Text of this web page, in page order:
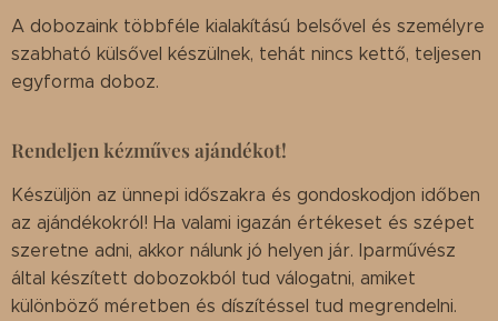
A dobozaink többféle kialakítású belsővel és személyre
szabható külsővel készülnek, tehát nincs kettő, teljesen
egyforma doboz.
Rendeljen kézműves ajándékot!
Készüljön az ünnepi időszakra és gondoskodjon időben
az ajándékokról! Ha valami igazán értékeset és szépet
szeretne adni, akkor nálunk jó helyen jár. Iparművész
által készített dobozokból tud válogatni, amiket
különböző méretben és díszítéssel tud megrendelni.